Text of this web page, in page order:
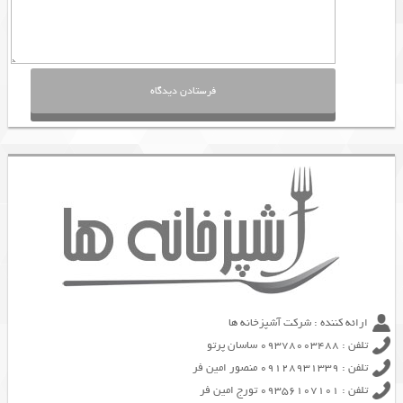
ارائه کننده : شرکت آشپزخانه ها
تلفن : 09378003488 ساسان پرتو
تلفن : 09128931339 منصور امین فر
تلفن : 09356107101 تورج امین فر